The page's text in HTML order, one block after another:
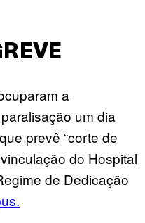
a
um dia
prevê “corte de
do Hospital
de Dedicação